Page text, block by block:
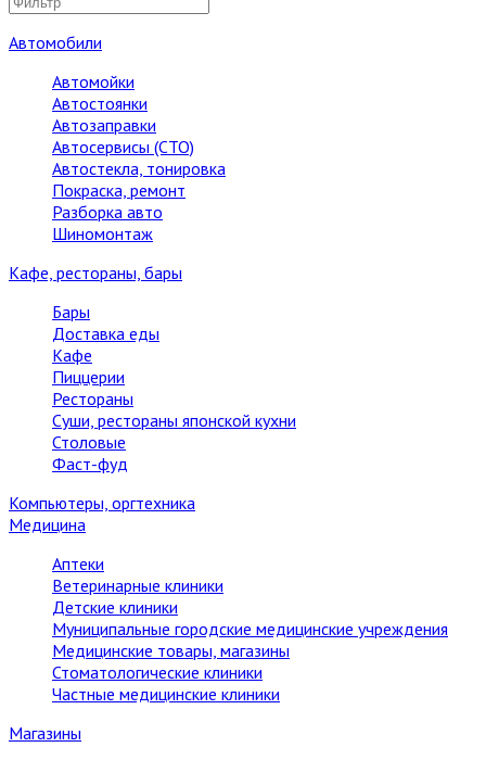
Автомобили
Автомойки
Автостоянки
Автозаправки
Автосервисы (СТО)
Автостекла, тонировка
Покраска, ремонт
Разборка авто
Шиномонтаж
Кафе, рестораны, бары
Бары
Доставка еды
Кафе
Пиццерии
Рестораны
Суши, рестораны японской кухни
Столовые
Фаст-фуд
Компьютеры, оргтехника
Медицина
Аптеки
Ветеринарные клиники
Детские клиники
Муниципальные городские медицинские учреждения
Медицинские товары, магазины
Стоматологические клиники
Частные медицинские клиники
Магазины